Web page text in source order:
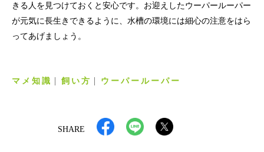
きる人を見つけておくと安心です。お迎えしたウーパールーパー
が元気に長生きできるように、水槽の環境には細心の注意をはら
ってあげましょう。
マメ知識 飼い方 ウーパールーパー
SHARE